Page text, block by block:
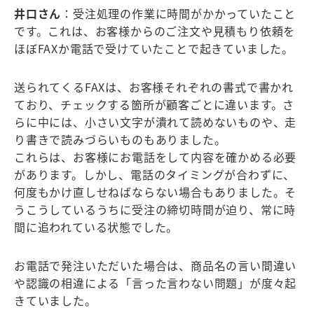
井口さん ：受注処理の作業に時間がかかっていたこと
です。これは、お客様からのご注文や見積もり依頼を
ほぼFAXか電話で受けていたことで起きていました。
送られてくるFAXは、お客様それぞれの書式で書かれ
ており、チェックする箇所が顧客ごとに違います。さ
らに中には、小さい文字が潰れて読めないものや、走
り書きで読みづらいものもありました。
これらは、お客様にお電話をして内容を確かめる必要
があります。しかし、電話のタイミングが合わずに、
何度もかけ直しせねばならない場合もありました。そ
うこうしているうちに受注の締切時間が迫り、常に時
間に追われている状態でした。
お電話で発注いただいた場合は、商品名の言い間違い
や認識の相違による「言った言わない問題」が度々起
きていました。